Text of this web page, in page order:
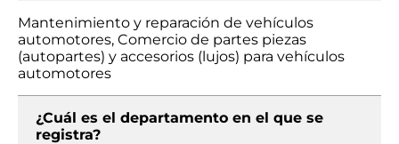
Mantenimiento y reparación de vehículos
automotores, Comercio de partes piezas
(autopartes) y accesorios (lujos) para vehículos
automotores
¿Cuál es el departamento en el que se
registra?